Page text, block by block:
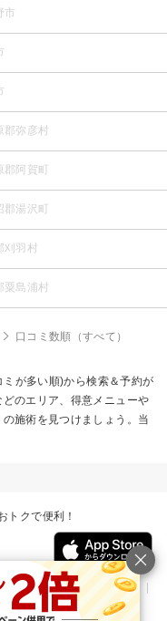
市
郡弥彦村
郡阿賀町
郡湯沢町
刈羽村
粟島浦村
口コミ数順（すべて）
ミが多い順)から検索＆予約が
のエリア、得意メニューや
施術を見つけましょう。当
トクで便利！
リリース情報
利用規約